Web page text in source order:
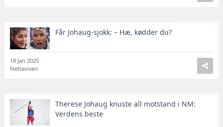
Får Johaug-sjokk: – Hæ, kødder du?
18 Jan 2025
Nettavisen
Therese Johaug knuste all motstand i NM:
Verdens beste